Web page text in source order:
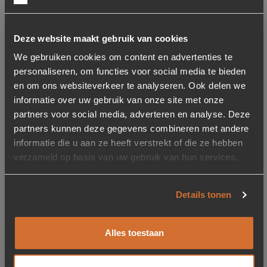
Deze website maakt gebruik van cookies
We gebruiken cookies om content en advertenties te
personaliseren, om functies voor social media te bieden
en om ons websiteverkeer te analyseren. Ook delen we
informatie over uw gebruik van onze site met onze
partners voor social media, adverteren en analyse. Deze
partners kunnen deze gegevens combineren met andere
informatie die u aan ze heeft verstrekt of die ze hebben
verzameld op basis van uw gebruik van hun services.
Details tonen
Alles toestaan
Tower Living
Kleur
Groen
259.35
Grijs
259.35
259.35